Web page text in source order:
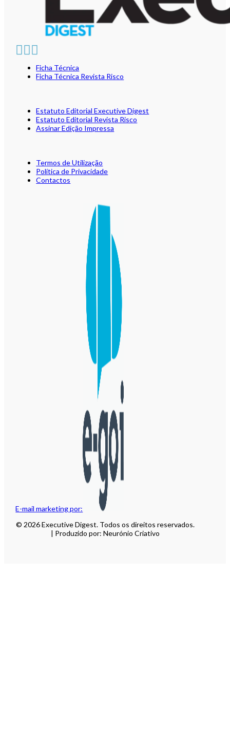
E-mail marketing por:
Ficha Técnica
Ficha Técnica Revista Risco
Estatuto Editorial Executive Digest
Estatuto Editorial Revista Risco
Assinar Edição Impressa
Termos de Utilização
Política de Privacidade
Contactos
© 2026 Executive Digest. Todos os direitos reservados.
| Produzido por: Neurónio Criativo